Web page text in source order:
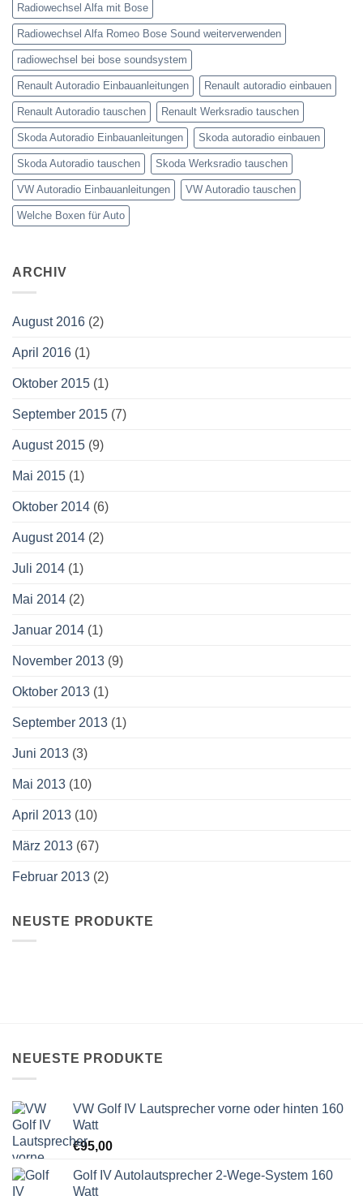
Radiowechsel Alfa mit Bose
Radiowechsel Alfa Romeo Bose Sound weiterverwenden
radiowechsel bei bose soundsystem‎
Renault Autoradio Einbauanleitungen Renault autoradio einbauen
Renault Autoradio tauschen Renault Werksradio tauschen
Skoda Autoradio Einbauanleitungen Skoda autoradio einbauen
Skoda Autoradio tauschen Skoda Werksradio tauschen
VW Autoradio Einbauanleitungen VW Autoradio tauschen
Welche Boxen für Auto
ARCHIV
August 2016 (2)
April 2016 (1)
Oktober 2015 (1)
September 2015 (7)
August 2015 (9)
Mai 2015 (1)
Oktober 2014 (6)
August 2014 (2)
Juli 2014 (1)
Mai 2014 (2)
Januar 2014 (1)
November 2013 (9)
Oktober 2013 (1)
September 2013 (1)
Juni 2013 (3)
Mai 2013 (10)
April 2013 (10)
März 2013 (67)
Februar 2013 (2)
NEUSTE PRODUKTE
NEUESTE PRODUKTE
VW Golf IV Lautsprecher vorne oder hinten 160
Watt
€95,00
Golf IV Autolautsprecher 2-Wege-System 160
Watt